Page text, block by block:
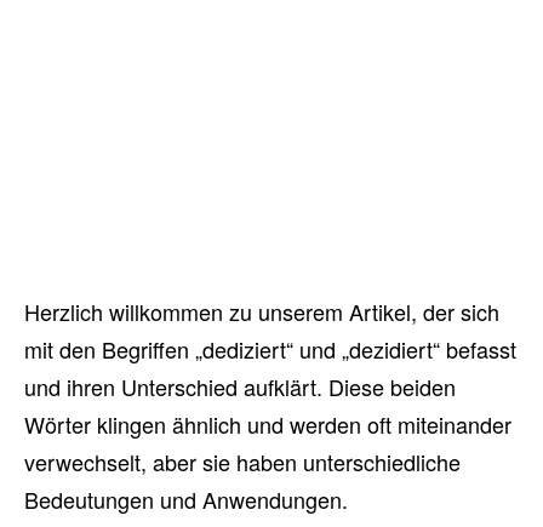
Herzlich willkommen zu unserem Artikel, der sich
mit den Begriffen „dediziert“ und „dezidiert“ befasst
und ihren Unterschied aufklärt. Diese beiden
Wörter klingen ähnlich und werden oft miteinander
verwechselt, aber sie haben unterschiedliche
Bedeutungen und Anwendungen.